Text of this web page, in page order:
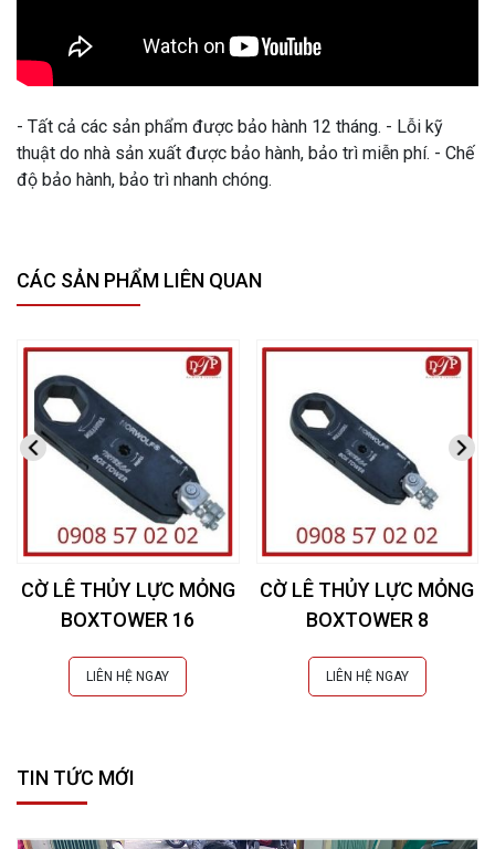
- Tất cả các sản phẩm được bảo hành 12 tháng. - Lỗi kỹ
thuật do nhà sản xuất được bảo hành, bảo trì miễn phí. - Chế
độ bảo hành, bảo trì nhanh chóng.
CÁC SẢN PHẨM LIÊN QUAN
CỜ LÊ THỦY LỰC MỎNG
BOXTOWER 16
LIÊN HỆ NGAY
CỜ LÊ THỦY LỰC MỎNG
BOXTOWER 8
LIÊN HỆ NGAY
TIN TỨC MỚI